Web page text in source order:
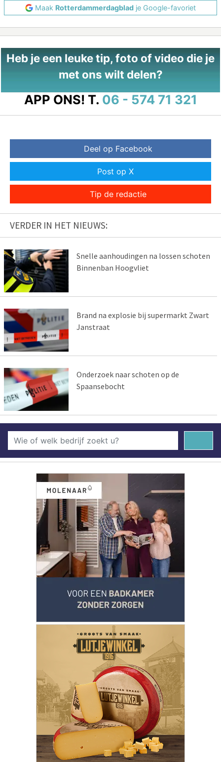
Maak Rotterdammerdagblad je Google-favoriet
Heb je een leuke tip, foto of video die je
met ons wilt delen?
APP ONS! T. 06 - 574 71 321
Deel op Facebook
Post op X
Tip de redactie
VERDER IN HET NIEUWS:
Snelle aanhoudingen na lossen schoten
Binnenban Hoogvliet
Brand na explosie bij supermarkt Zwart
Janstraat
Onderzoek naar schoten op de
Spaansebocht